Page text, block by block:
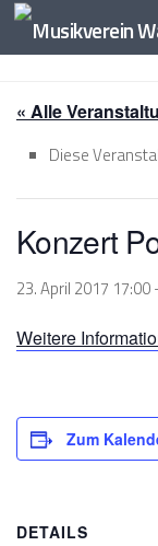
Zum Inhalt
« Alle
Diese
Konzert
23. April 2017 17:00
Weitere
Zum
DETAILS